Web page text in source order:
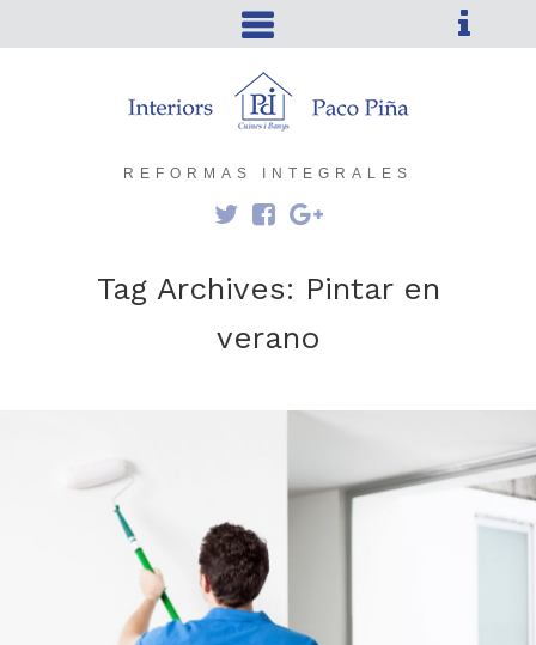
REFORMAS INTEGRALES
Tag Archives: Pintar en
verano